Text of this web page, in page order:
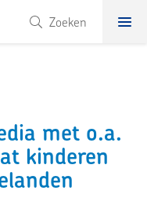
Zoeken
met o.a.
kinderen